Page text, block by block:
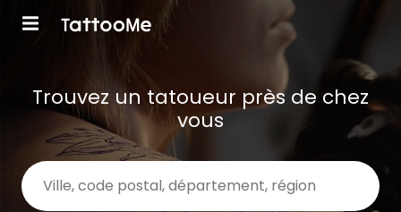
Trouvez un tatoueur près de chez
vous